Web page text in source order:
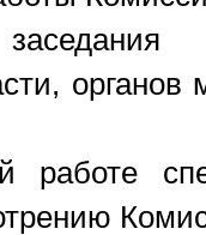
органов
работе